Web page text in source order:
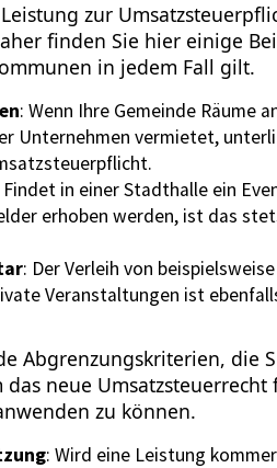
zur
finden Sie hier einige
in jedem Fall gilt.
: Wenn Ihre Gemeinde Räume
Unternehmen vermietet,
Findet in einer Stadthalle ein
erhoben werden, ist das
: Der Verleih von
Veranstaltungen ist
Abgrenzungskriterien, die
neue Umsatzsteuerrecht
zu können.
: Wird eine Leistung